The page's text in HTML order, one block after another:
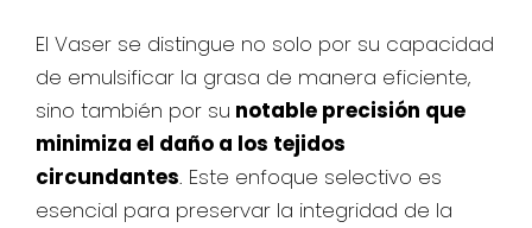
El Vaser se distingue no solo por su capacidad
de emulsificar la grasa de manera eficiente,
sino también por su notable precisión que
minimiza el daño a los tejidos
circundantes. Este enfoque selectivo es
esencial para preservar la integridad de la